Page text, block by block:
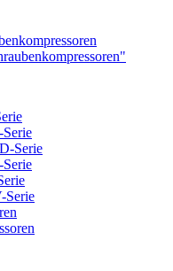
Serie
Serie
Serie
Serie